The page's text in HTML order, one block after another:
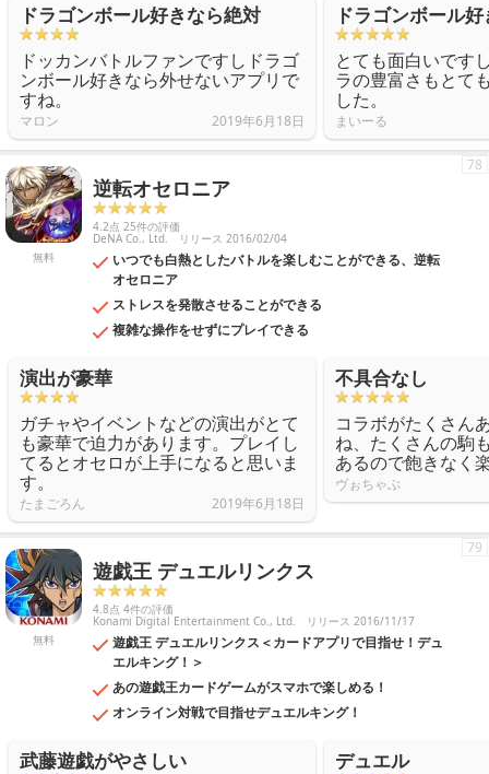
ドラゴンボール好きなら絶対
ドッカンバトルファンですしドラゴ
ンボール好きなら外せないアプリで
すね。
マロン 2019年6月18日
ドラゴンボール
とても面白いです
ラの豊富さもとて
した。
まいーる
無料
逆転オセロニア
4.2点 25件の評価
DeNA Co., Ltd. リリース 2016/02/04
いつでも白熱としたバトルを楽しむことができる、逆転
オセロニア
ストレスを発散させることができる
複雑な操作をせずにプレイできる
78
演出が豪華
ガチャやイベントなどの演出がとて
も豪華で迫力があります。プレイし
てるとオセロが上手になると思いま
す。
たまごろん 2019年6月18日
不具合なし
コラボがたくさん
ね、たくさんの駒
あるので飽きなく
ヴぉちゃぶ
無料
遊戯王 デュエルリンクス
4.8点 4件の評価
Konami Digital Entertainment Co., Ltd. リリース 2016/11/17
遊戯王 デュエルリンクス＜カードアプリで目指せ！デュ
エルキング！＞
あの遊戯王カードゲームがスマホで楽しめる！
オンライン対戦で目指せデュエルキング！
79
武藤遊戯がやさしい デュエル